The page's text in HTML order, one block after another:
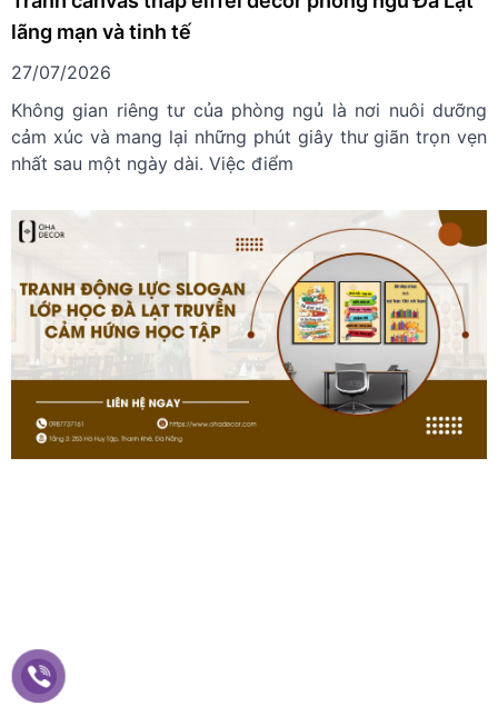
lãng mạn và tinh tế
27/07/2026
Không gian riêng tư của phòng ngủ là nơi nuôi dưỡng
cảm xúc và mang lại những phút giây thư giãn trọn vẹn
nhất sau một ngày dài. Việc điểm